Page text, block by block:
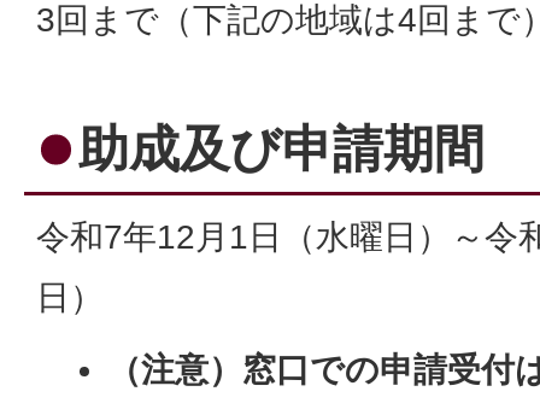
3回まで（下記の地域は4回まで
助成及び申請期間
令和7年12月1日（水曜日）～令
日）
（注意）窓口での申請受